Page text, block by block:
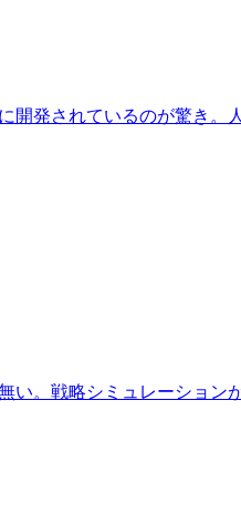
開発されているのが驚き。
。戦略シミュレーション